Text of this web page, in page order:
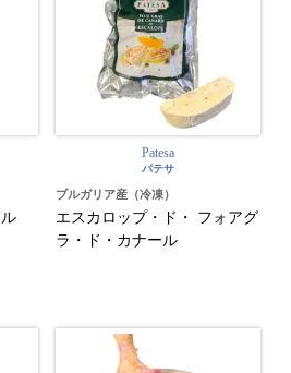
Patesa
パテサ
ブルガリア産（冷凍）
エスカロップ・ド・ フォアグ
ラ・ド・カナール